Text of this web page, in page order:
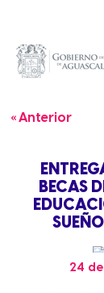
« Anterior
BECAS
24